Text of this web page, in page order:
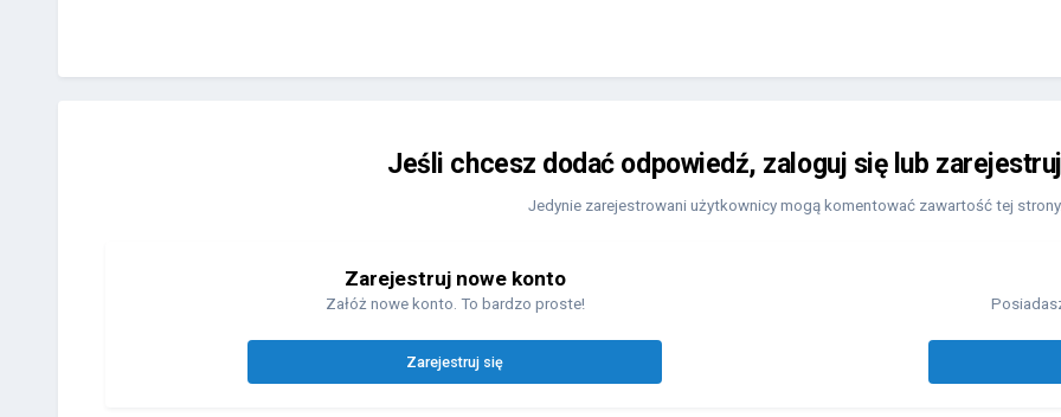
Jeśli chcesz dodać odpowiedź, zaloguj się lub
Jedynie zarejestrowani użytkownicy mogą komentować zawartość tej
Zarejestruj nowe konto
Załóż nowe konto. To bardzo proste!
Zarejestruj się